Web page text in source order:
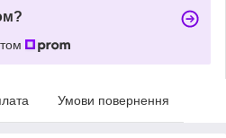
Умови повернення